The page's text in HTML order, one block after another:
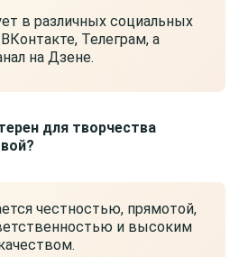
в различных социальных
Телеграм, а
на Дзене.
для творчества
честностью, прямотой,
и высоким